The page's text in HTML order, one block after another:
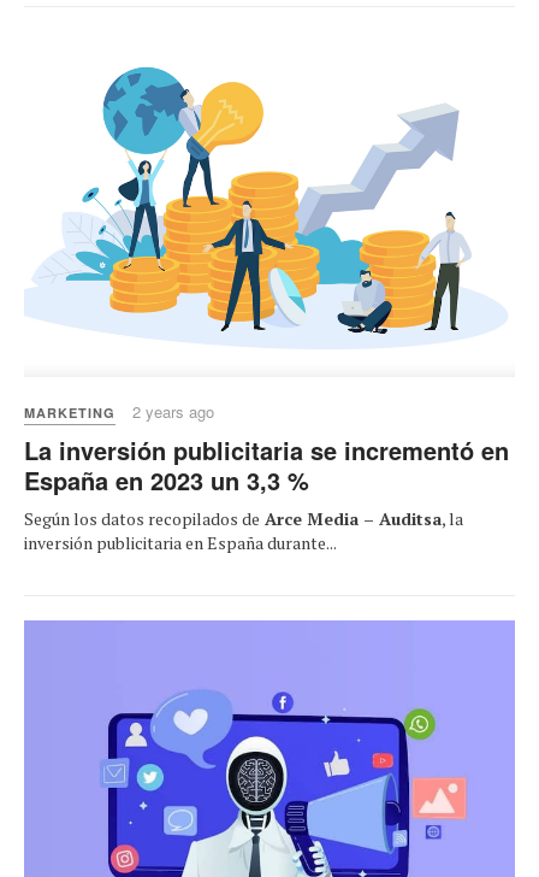
MARKETING 2 years ago
La inversión publicitaria se incrementó en
España en 2023 un 3,3 %
Según los datos recopilados de Arce Media – Auditsa, la
inversión publicitaria en España durante...